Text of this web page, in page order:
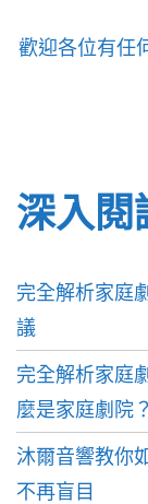
歡迎各位有任
深入閱
完全解析家庭
議
完全解析家庭
麼是家庭劇院？
沐爾音響教你
不再盲目